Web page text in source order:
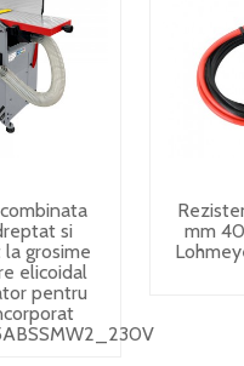
si
grosime
elicoidal
pentru
mm